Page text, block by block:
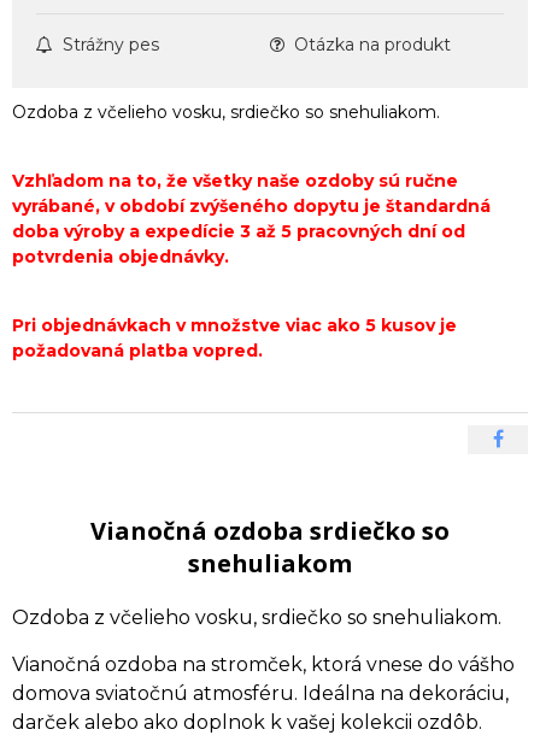
Strážny pes Otázka na produkt
Ozdoba z včelieho vosku, srdiečko so snehuliakom.
Vzhľadom na to, že všetky naše ozdoby sú ručne
vyrábané, v období zvýšeného dopytu je štandardná
doba výroby a expedície 3 až 5 pracovných dní od
potvrdenia objednávky.
Pri objednávkach v množstve viac ako 5 kusov je
požadovaná platba vopred.
Vianočná ozdoba srdiečko so
snehuliakom
Ozdoba z včelieho vosku, srdiečko so snehuliakom.
Vianočná ozdoba na stromček, ktorá vnese do vášho
domova sviatočnú atmosféru. Ideálna na dekoráciu,
darček alebo ako doplnok k vašej kolekcii ozdôb.